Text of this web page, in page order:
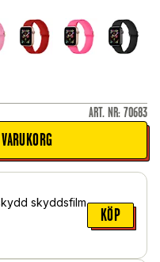
ART. NR: 70683
skyddsfilm
KÖP